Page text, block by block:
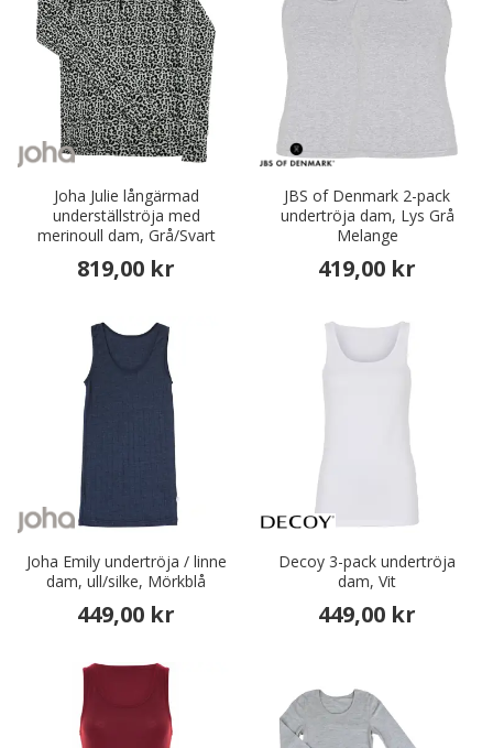
Joha Julie långärmad
underställströja med
merinoull dam, Grå/Svart
819,00 kr
JBS of Denmark 2-pack
undertröja dam, Lys Grå
Melange
419,00 kr
Joha Emily undertröja / linne
dam, ull/silke, Mörkblå
449,00 kr
Decoy 3-pack undertröja
dam, Vit
449,00 kr